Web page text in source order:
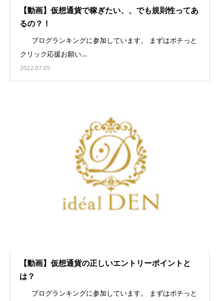
【動画】仮想通貨で稼ぎたい、、でも規則性ってあ
るの？！
ブログランキングに参加しています。 まずはポチっと
クリック応援お願い...
2022.07.05
【動画】仮想通貨の正しいエントリーポイントと
は？
ブログランキングに参加しています。 まずはポチっと